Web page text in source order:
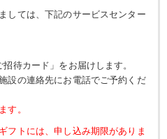
しては、下記のサービスセンター
待カード」をお届けします。
設の連絡先にお電話でご予約くだ
す。
フトには、申し込み期限がありま